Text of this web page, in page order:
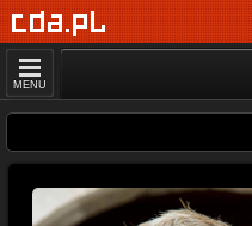
MENU